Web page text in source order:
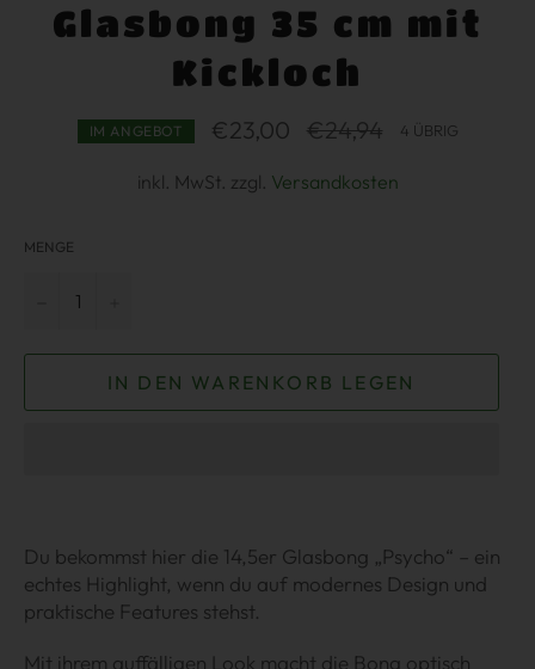
Glasbong 35 cm mit
Kickloch
IM ANGEBOT €23,00
Normaler
€24,94 4 ÜBRIG
inkl. MwSt. zzgl. Versandkosten
MENGE
IN DEN WARENKORB LEGEN
Du bekommst hier die 14,5er Glasbong „Psycho“ – ein
echtes Highlight, wenn du auf modernes Design und
praktische Features stehst.
Mit ihrem auffälligen Look macht die Bong optisch